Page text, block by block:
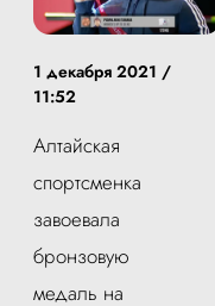
1 декабря 2021 /
11:52
Алтайская
спортсменка
завоевала
бронзовую
медаль на